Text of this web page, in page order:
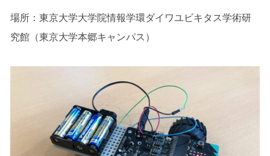
場所：東京大学大学院情報学環ダイワユビキタス学術研
究館（東京大学本郷キャンパス）